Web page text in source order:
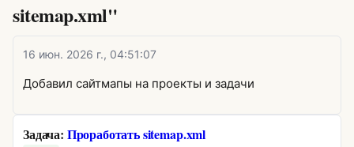
sitemap.xml"
16 июн. 2026 г., 04:51:07
Добавил сайтмапы на проекты и задачи
Задача: Проработать sitemap.xml